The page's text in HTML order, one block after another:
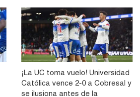
¡La UC toma vuelo! Universidad
Católica vence 2-0 a Cobresal y
se ilusiona antes de la